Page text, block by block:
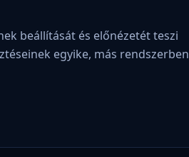
beállítását és előnézetét teszi
egyike, más rendszerben